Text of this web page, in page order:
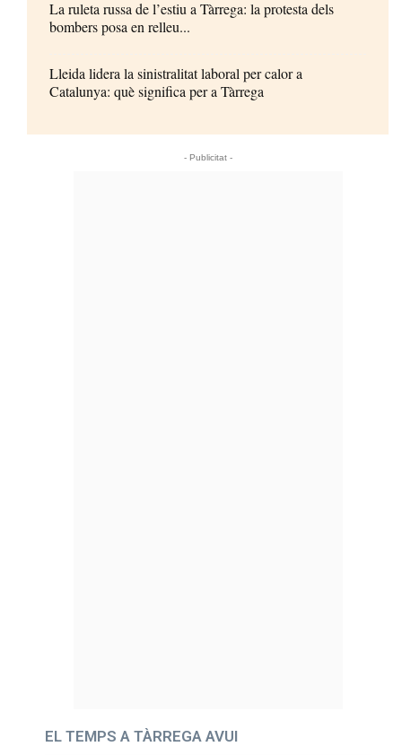
La ruleta russa de l’estiu a Tàrrega: la protesta dels
bombers posa en relleu...
Lleida lidera la sinistralitat laboral per calor a
Catalunya: què significa per a Tàrrega
- Publicitat -
EL TEMPS A TÀRREGA AVUI